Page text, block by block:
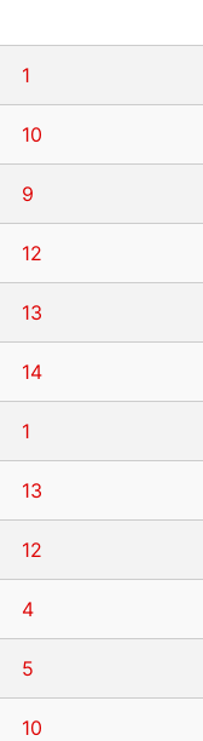
1
10
9
12
13
14
1
13
12
4
5
10